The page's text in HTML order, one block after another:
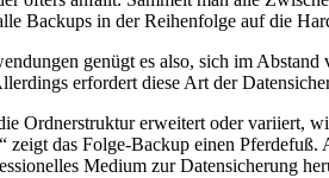
Backups in der Reihenfolge auf die
genügt es also, sich im
erfordert diese Art der
Ordnerstruktur erweitert oder variiert,
das Folge-Backup einen
Medium zur Datensicherung